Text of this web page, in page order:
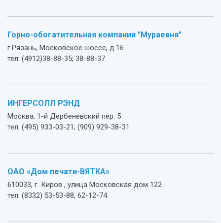
Горно-обогатительная компания "Мураевня"
г.Рязань, Московское шоссе, д.16
тел. (4912)38-88-35; 38-88-37
ИНГЕРСОЛЛ РЭНД
Москва, 1-й Дербеневский пер. 5
тел. (495) 933-03-21, (909) 929-38-31
ОАО «Дом печати-ВЯТКА»
610033, г. Киров , улица Московская дом 122
тел. (8332) 53-53-88, 62-12-74